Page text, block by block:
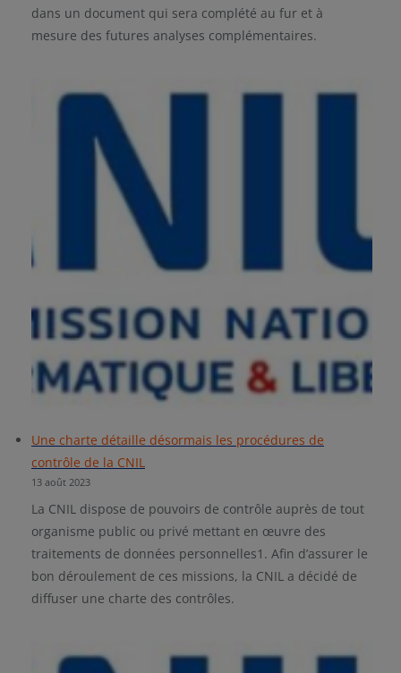
dans un document qui sera complété au fur et à
mesure des futures analyses complémentaires.
Une charte détaille désormais les procédures de
contrôle de la CNIL
13 août 2023
La CNIL dispose de pouvoirs de contrôle auprès de tout
organisme public ou privé mettant en œuvre des
traitements de données personnelles1. Afin d’assurer le
bon déroulement de ces missions, la CNIL a décidé de
diffuser une charte des contrôles.